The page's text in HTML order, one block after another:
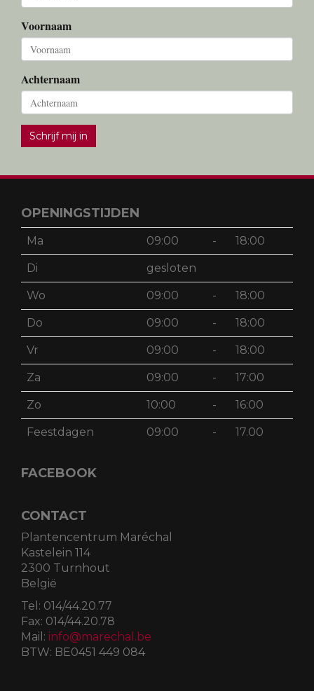
Voornaam
Achternaam
Schrijf mij in
OPENINGSTIJDEN
Ma 09:00 - 18:00
Di gesloten
Wo 09:00 - 18:00
Do 09:00 - 18:00
Vr 09:00 - 18:00
Za 09:00 - 17:00
Zo 10:00 - 16:00
Feestdagen 09:00 - 17.00
FACEBOOK
CONTACT
Plantencentrum Maréchal
Kastelein 114
2300 Turnhout
België
Tel: 014/44.20.77
Fax: 014/44.20.78
Mail: info@marechal.be
BTW: BE0451 449 084